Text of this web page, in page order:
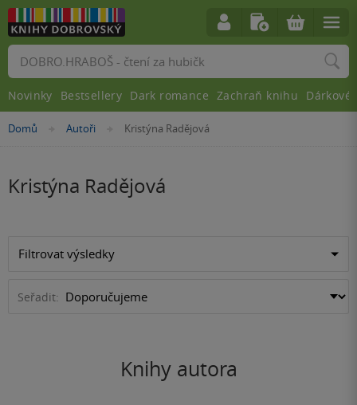
Nacházíte
Domů »Autoři »
Kristýna Radějová
Kristýna Radějová
Filtrovat výsledky
Seřadit:
Knihy autora
Vyhledávání
Novinky Bestsellery Dark romance Zachraň knihu Dárkové